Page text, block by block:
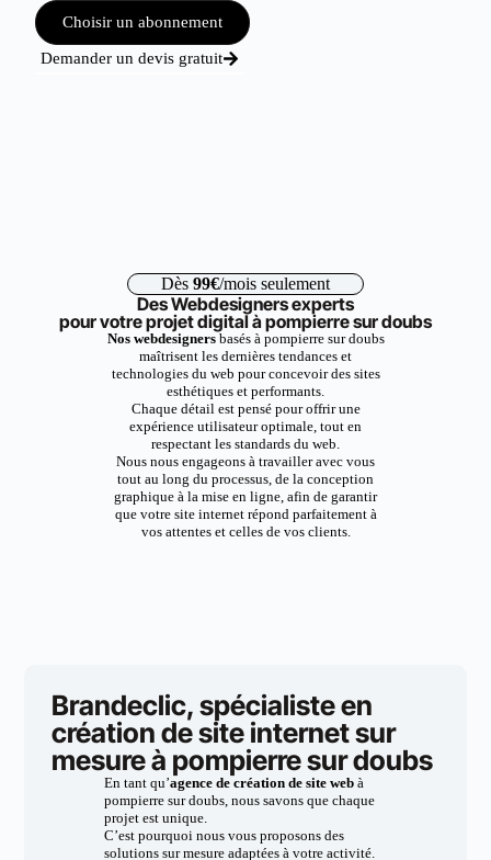
Choisir un abonnement
Demander un devis gratuit
Dès 99€/mois seulement
Des Webdesigners experts
pour votre projet digital à pompierre sur doubs
Nos webdesignersbasés à pompierre sur doubs
maîtrisent les dernières tendances et
technologies du web pour concevoir des sites
esthétiques et performants.
Chaque détail est pensé pour offrir une
expérience utilisateur optimale, tout en
respectant les standards du web.
Nous nous engageons à travailler avec vous
tout au long du processus, de la conception
graphique à la mise en ligne, afin de garantir
que votre site internet répond parfaitement à
vos attentes et celles de vos clients.
Brandeclic, spécialiste en
création de site internet sur
mesure à pompierre sur doubs
En tant qu’agence de création de site webà
pompierre sur doubs, nous savons que chaque
projet est unique.
C’est pourquoi nous vous proposons des
solutions sur mesure adaptées à votre activité.